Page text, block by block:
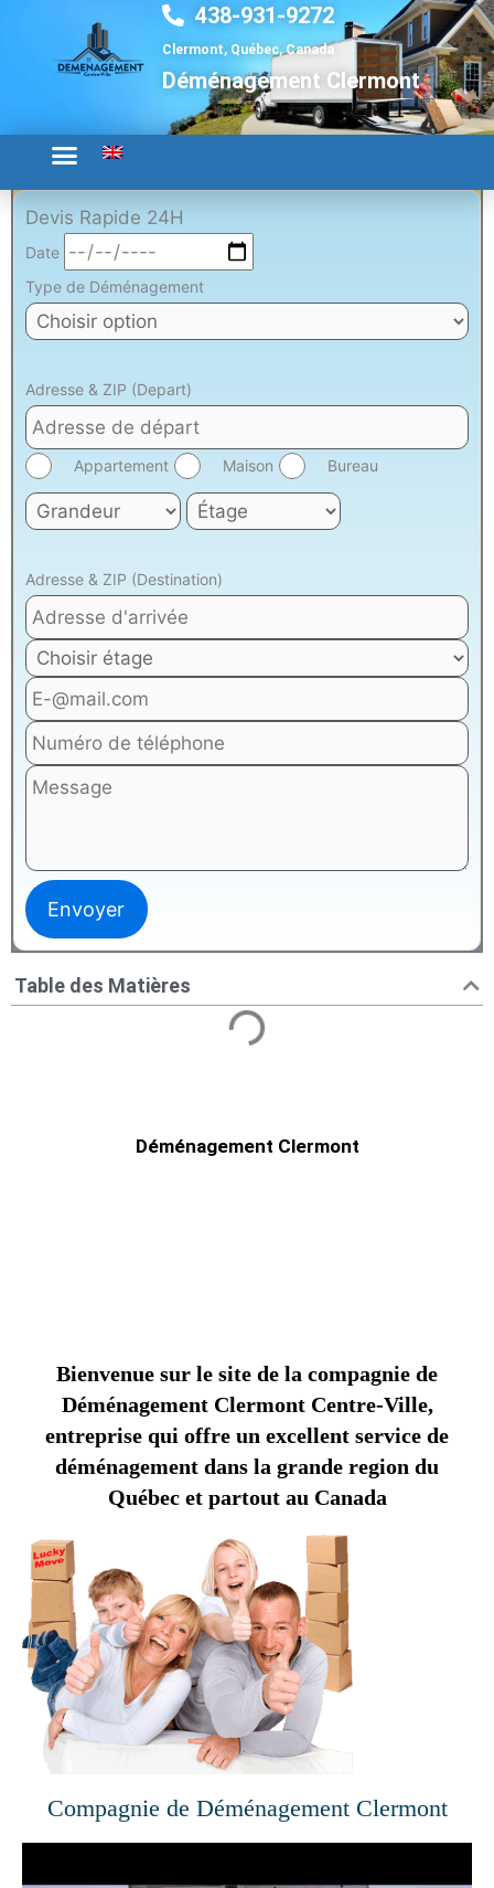
contenu
438-931-9272
Clermont, Québec, Canada
Déménagement Clermont
Déménagement Clermont
Bienvenue sur le site de la compagnie de
Déménagement Clermont Centre-Ville,
entreprise qui offre un excellent service de
déménagement dans la grande region du
Québec et partout au Canada
Compagnie de Déménagement Clermont
Devis Rapide 24H
Date
Type de Déménagement
Adresse & ZIP (Depart)
Appartement Maison Bureau
Adresse & ZIP (Destination)
Table des Matières